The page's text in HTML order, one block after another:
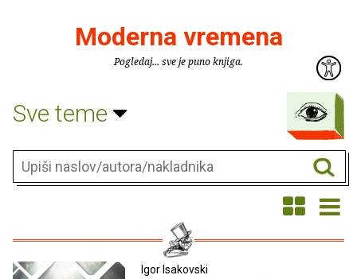
Moderna vremena
Pogledaj... sve je puno knjiga.
Sve teme
Igor Isakovski